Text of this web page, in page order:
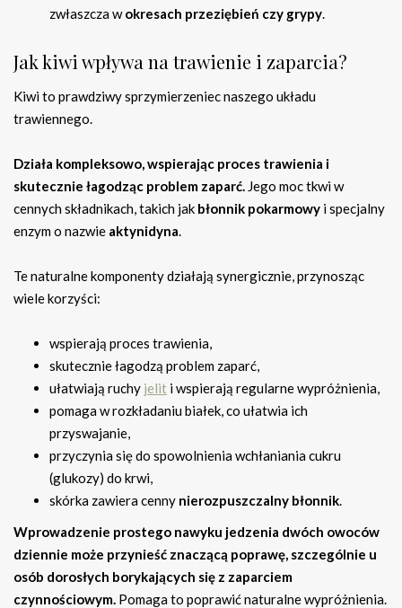
zwłaszcza wokresach przeziębień czy grypy.
Jak kiwi wpływa na trawienie i zaparcia?
Kiwi to prawdziwy sprzymierzeniec naszego układu
trawiennego.
Działa kompleksowo, wspierając proces trawienia i
skutecznie łagodząc problem zaparć. Jego moc tkwi w
cennych składnikach, takich jak błonnik pokarmowy i specjalny
enzym o nazwie aktynidyna.
Te naturalne komponenty działają synergicznie, przynosząc
wiele korzyści:
wspierają proces trawienia,
skutecznie łagodzą problem zaparć,
ułatwiają ruchy jelit i wspierają regularne wypróżnienia,
pomaga w rozkładaniu białek, co ułatwia ich
przyswajanie,
przyczynia się do spowolnienia wchłaniania cukru
(glukozy) do krwi,
skórka zawiera cenny nierozpuszczalny błonnik.
Wprowadzenie prostego nawyku jedzenia dwóch owoców
dziennie może przynieść znaczącą poprawę, szczególnie u
osób dorosłych borykających się z zaparciem
czynnościowym. Pomaga to poprawić naturalne wypróżnienia.